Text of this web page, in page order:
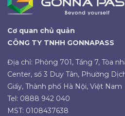
Cơ quan chủ quản
CÔNG TY TNHH GONNAPASS
Địa chỉ: Phòng 701, Tầng 7, Tòa
Center, số 3 Duy Tân, Phường
Giấy, Thành phố Hà Nội, Việt Nam
Tel: 0888 942 040
MST: 0108437638